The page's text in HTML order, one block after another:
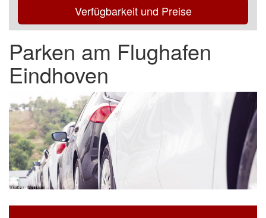
Verfügbarkeit und Preise
Parken am Flughafen
Eindhoven